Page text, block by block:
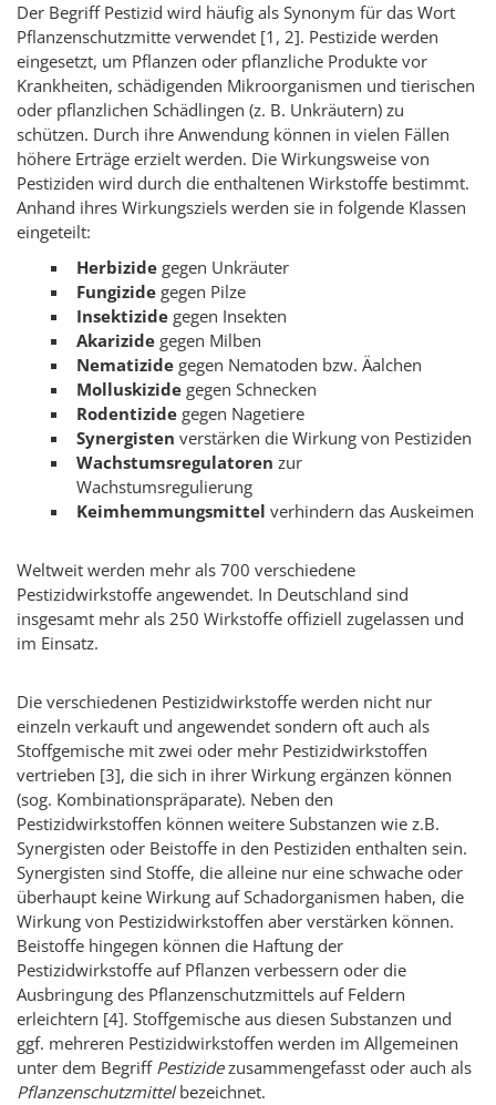
Der Begriff Pestizid wird häufig als Synonym für das Wort
Pflanzenschutzmitte verwendet [1, 2]. Pestizide werden
eingesetzt, um Pflanzen oder pflanzliche Produkte vor
Krankheiten, schädigenden Mikroorganismen und tierischen
oder pflanzlichen Schädlingen (z. B. Unkräutern) zu
schützen. Durch ihre Anwendung können in vielen Fällen
höhere Erträge erzielt werden. Die Wirkungsweise von
Pestiziden wird durch die enthaltenen Wirkstoffe bestimmt.
Anhand ihres Wirkungsziels werden sie in folgende Klassen
eingeteilt:
Herbizide gegen Unkräuter
Fungizide gegen Pilze
Insektizide gegen Insekten
Akarizide gegen Milben
Nematizide gegen Nematoden bzw. Äalchen
Molluskizide gegen Schnecken
Rodentizide gegen Nagetiere
Synergisten verstärken die Wirkung von Pestiziden
Wachstumsregulatoren zur
Wachstumsregulierung
Keimhemmungsmittel verhindern das Auskeimen
Weltweit werden mehr als 700 verschiedene
Pestizidwirkstoffe angewendet. In Deutschland sind
insgesamt mehr als 250 Wirkstoffe offiziell zugelassen und
im Einsatz.
Die verschiedenen Pestizidwirkstoffe werden nicht nur
einzeln verkauft und angewendet sondern oft auch als
Stoffgemische mit zwei oder mehr Pestizidwirkstoffen
vertrieben [3], die sich in ihrer Wirkung ergänzen können
(sog. Kombinationspräparate). Neben den
Pestizidwirkstoffen können weitere Substanzen wie z.B.
Synergisten oder Beistoffe in den Pestiziden enthalten sein.
Synergisten sind Stoffe, die alleine nur eine schwache oder
überhaupt keine Wirkung auf Schadorganismen haben, die
Wirkung von Pestizidwirkstoffen aber verstärken können.
Beistoffe hingegen können die Haftung der
Pestizidwirkstoffe auf Pflanzen verbessern oder die
Ausbringung des Pflanzenschutzmittels auf Feldern
erleichtern [4]. Stoffgemische aus diesen Substanzen und
ggf. mehreren Pestizidwirkstoffen werden im Allgemeinen
unter dem Begriff Pestizidezusammengefasst oder auch als
Pflanzenschutzmittelbezeichnet.